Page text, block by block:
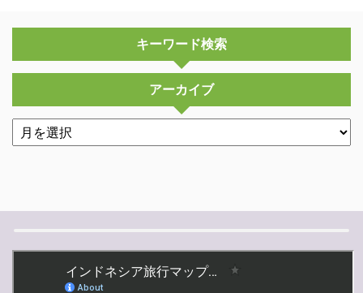
キーワード検索
アーカイブ